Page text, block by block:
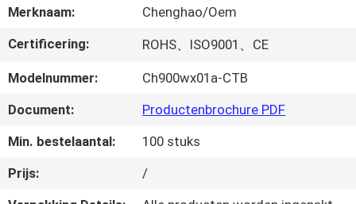
FABRIEKSTOCHT
NEEM
CONTACT
MET
ONS
Merknaam:
Chenghao/Oem
Certificering:
ROHS、ISO9001、CE
Modelnummer:
Ch900wx01a-CTB
Document:
Productenbrochure PDF
Min. bestelaantal:
100 stuks
Prijs:
/